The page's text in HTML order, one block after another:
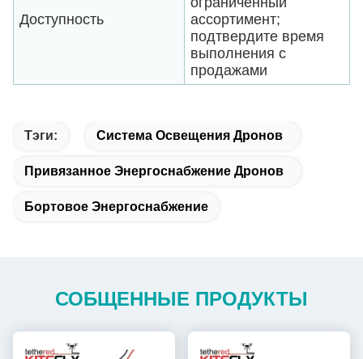
Доступность
ассортимент;
подтвердите время
выполнения с
продажами
Тэги: Система Освещения Дронов
Привязанное Энергоснабжение Дронов
Бортовое Энергоснабжение
СОБЩЕННЫЕ ПРОДУКТЫ